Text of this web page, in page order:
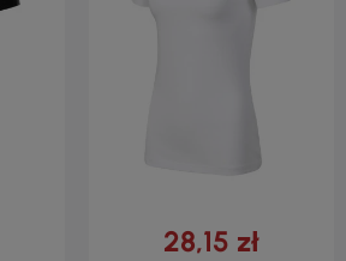
28,15 zł